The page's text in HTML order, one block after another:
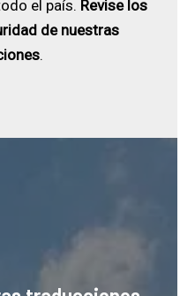
el país. Revise los
de nuestras
.